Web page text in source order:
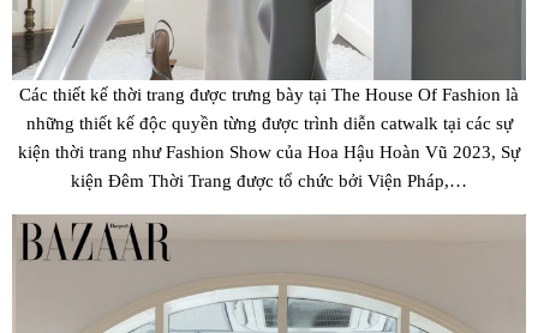
Các thiết kế thời trang được trưng bày tại The House Of Fashion là
những thiết kế độc quyền từng được trình diễn catwalk tại các sự
kiện thời trang như Fashion Show của Hoa Hậu Hoàn Vũ 2023, Sự
kiện Đêm Thời Trang được tổ chức bởi Viện Pháp,…